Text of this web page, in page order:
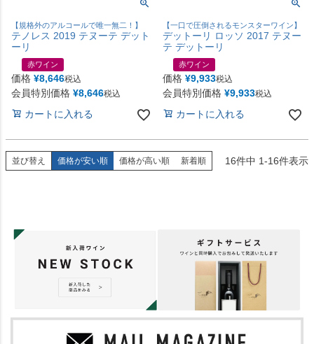
【規格外のアルコールで唯一無二！】
テノレス 2019 テヌーテ デット
ーリ
赤ワイン
価格 ¥8,646税込
会員特別価格 ¥8,646税込
カートに入れる
【一口で圧倒されるモンスターワイン】
デットーリ ロッソ 2017 テヌー
テ デットーリ
赤ワイン
価格 ¥9,933税込
会員特別価格 ¥9,933税込
カートに入れる
並び替え 価格が安い順 価格が高い順 新着順 16件中 1-16件表示